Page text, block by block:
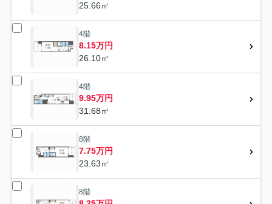
25.66㎡
4階
8.15万円
26.10㎡
4階
9.95万円
31.68㎡
8階
7.75万円
23.63㎡
8階